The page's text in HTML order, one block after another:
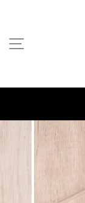
contenido